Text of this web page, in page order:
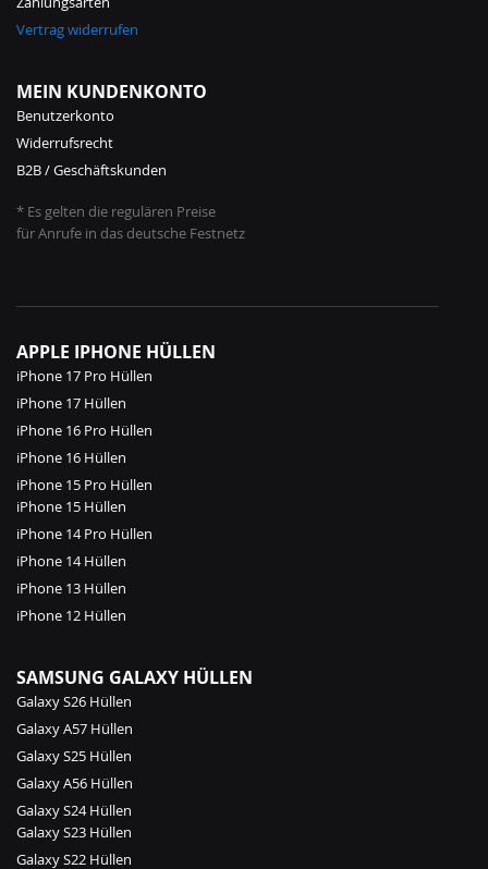
Vertrag widerrufen
MEIN KUNDENKONTO
Benutzerkonto
Widerrufsrecht
B2B / Geschäftskunden
* Es gelten die regulären Preise
für Anrufe in das deutsche Festnetz
APPLE IPHONE HÜLLEN
iPhone 17 Pro Hüllen
iPhone 17 Hüllen
iPhone 16 Pro Hüllen
iPhone 16 Hüllen
iPhone 15 Pro Hüllen
iPhone 15 Hüllen
iPhone 14 Pro Hüllen
iPhone 14 Hüllen
iPhone 13 Hüllen
iPhone 12 Hüllen
SAMSUNG GALAXY HÜLLEN
Galaxy S26 Hüllen
Galaxy A57 Hüllen
Galaxy S25 Hüllen
Galaxy A56 Hüllen
Galaxy S24 Hüllen
Galaxy S23 Hüllen
Galaxy S22 Hüllen